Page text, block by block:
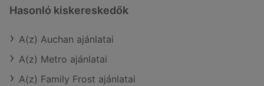
Hasonló kiskereskedők
A(z) Auchan ajánlatai
A(z) Metro ajánlatai
A(z) Family Frost ajánlatai